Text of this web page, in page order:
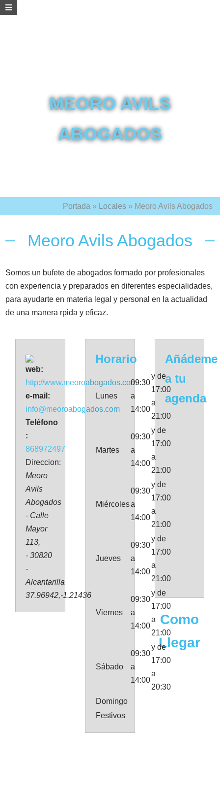
MEORO AVILS
ABOGADOS
Portada » Locales » Meoro Avils Abogados
Meoro Avils Abogados
Somos un bufete de abogados formado por profesionales
con experiencia y preparados en diferentes especialidades,
para ayudarte en materia legal y personal en la actualidad
de una manera rpida y eficaz.
web:
http://www.meoroabogados.com
e-mail:
info@meoroabogados.com
Teléfono
:
868972497
Direccion:
Meoro
Avils
Abogados
- Calle
Mayor
113,
- 30820
-
Alcantarilla
37.96942,-1.21436
Horario
Lunes
09:30
a
14:00
y de
17:00
a
21:00
Martes
09:30
a
14:00
y de
17:00
a
21:00
Miércoles
09:30
a
14:00
y de
17:00
a
21:00
Jueves
09:30
a
14:00
y de
17:00
a
21:00
Viernes
09:30
a
14:00
y de
17:00
a
21:00
Sábado
09:30
a
14:00
y de
17:00
a
20:30
Domingo
Festivos
Añádeme
a tu
agenda
Como
Llegar